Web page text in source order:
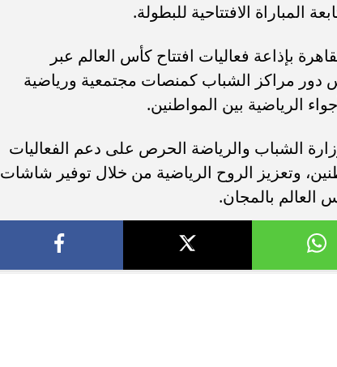
المباراة الافتتاحية للبطولة.
بإذاعة فعاليات افتتاح كأس العالم عبر
مراكز الشباب كمنصات مجتمعية ورياضية
الرياضية بين المواطنين.
الشباب والرياضة الحرص على دعم الفعاليات
وتعزيز الروح الرياضية من خلال توفير شاشات
العالم بالمجان.